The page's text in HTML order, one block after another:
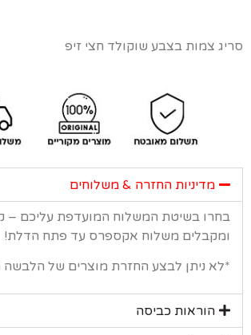
צמות בצבע שוקולד חצי זיפ
מדיניות החזרה & משלוחים
בשיטת המשלוח המועדפת עליכם – קונים
משלוח אקספרס עד פתח הדלת!
ניתן לבצע החזרת מוצרים של הלבשה
הוראות כביסה